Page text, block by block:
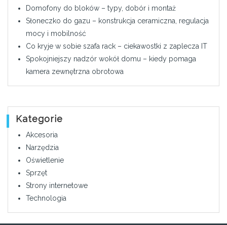
Domofony do bloków – typy, dobór i montaż
Słoneczko do gazu – konstrukcja ceramiczna, regulacja
mocy i mobilność
Co kryje w sobie szafa rack – ciekawostki z zaplecza IT
Spokojniejszy nadzór wokół domu – kiedy pomaga
kamera zewnętrzna obrotowa
Kategorie
Akcesoria
Narzędzia
Oświetlenie
Sprzęt
Strony internetowe
Technologia